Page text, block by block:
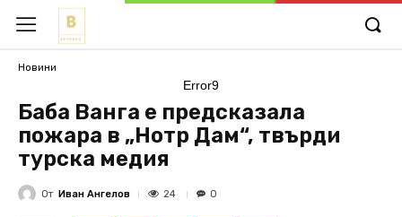
Новини
Error9
Баба Ванга е предсказала
пожара в „Нотр Дам“, твърди
турска медия
От Иван Ангелов 24 0